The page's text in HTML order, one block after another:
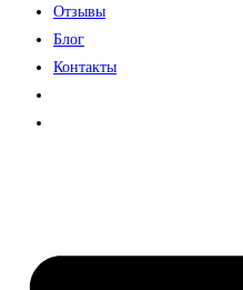
Отзывы
Блог
Контакты